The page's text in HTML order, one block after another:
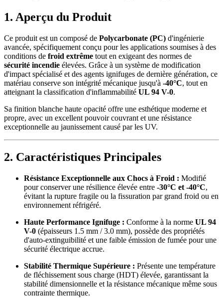
1. Aperçu du Produit
Ce produit est un composé de Polycarbonate (PC) d'ingénierie
avancée, spécifiquement conçu pour les applications soumises à des
conditions de froid extrême tout en exigeant des normes de
sécurité incendie élevées. Grâce à un système de modification
d'impact spécialisé et des agents ignifuges de dernière génération, ce
matériau conserve son intégrité mécanique jusqu'à -40°C, tout en
atteignant la classification d'inflammabilité UL 94 V-0.
Sa finition blanche haute opacité offre une esthétique moderne et
propre, avec un excellent pouvoir couvrant et une résistance
exceptionnelle au jaunissement causé par les UV.
2. Caractéristiques Principales
Résistance Exceptionnelle aux Chocs à Froid : Modifié
pour conserver une résilience élevée entre -30°C et -40°C,
évitant la rupture fragile ou la fissuration par grand froid ou en
environnement réfrigéré.
Haute Performance Ignifuge : Conforme à la norme UL 94
V-0 (épaisseurs 1.5 mm / 3.0 mm), possède des propriétés
d'auto-extinguibilité et une faible émission de fumée pour une
sécurité électrique accrue.
Stabilité Thermique Supérieure : Présente une température
de fléchissement sous charge (HDT) élevée, garantissant la
stabilité dimensionnelle et la résistance mécanique même sous
contrainte thermique.